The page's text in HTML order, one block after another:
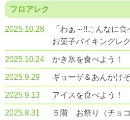
フロアレク
2025.10.28
「わぁ～‼こんなに食
お菓子バイキングレ
2025.10.24 かき氷を食べよう！
2025.9.29 ギョーザ＆あんかけ
2025.9.13 アイスを食べよう！
2025.8.31
５階 お祭り（チョ